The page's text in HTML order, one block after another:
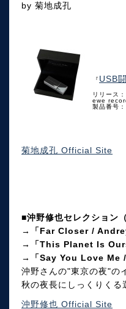
by 菊地成孔
『 USB
リリース
ewe
製品番号
菊地成孔 Official Site
■沖野修也セレクショ
→「Far Closer /
→「This Planet Is Ours
→「Say You Love Me
沖野さんの"東京の夜"の
秋の夜長にしっくりく
沖野修也 Official Site